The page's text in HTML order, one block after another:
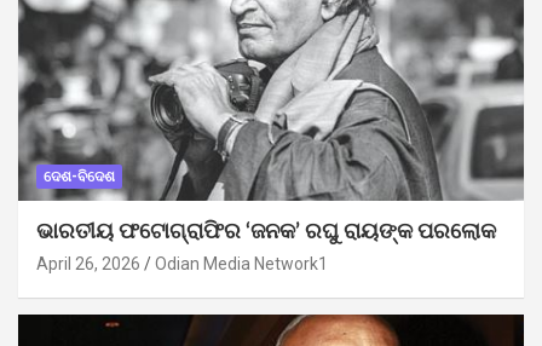
ଦେଶ-ବିଦେଶ
ଭାରତୀୟ ଫଟୋଗ୍ରାଫିର ‘ଜନକ’ ରଘୁ ରାୟଙ୍କ ପରଲୋକ
April 26, 2026 Odian Media Network1